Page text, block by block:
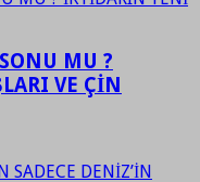
MU ?
VE ÇİN